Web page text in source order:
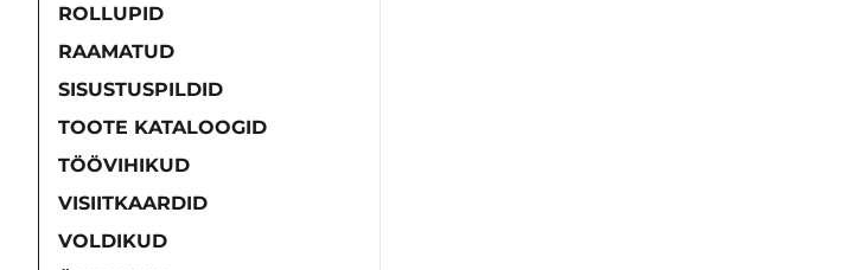
ROLLUPID
RAAMATUD
SISUSTUSPILDID
TOOTE KATALOOGID
TÖÖVIHIKUD
VISIITKAARDID
VOLDIKUD